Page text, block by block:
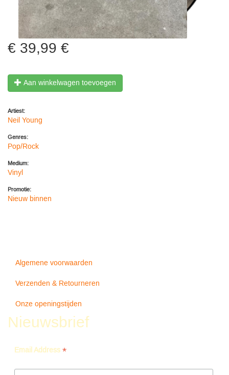
39,99 €
Aan winkelwagen toevoegen
Artiest:
Neil Young
Genres:
Pop/Rock
Medium:
Vinyl
Promotie:
Nieuw binnen
Algemene voorwaarden
Verzenden & Retourneren
Onze openingstijden
Nieuwsbrief
Email Address *